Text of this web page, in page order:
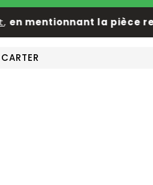
mentionnant la pièce
CARTER